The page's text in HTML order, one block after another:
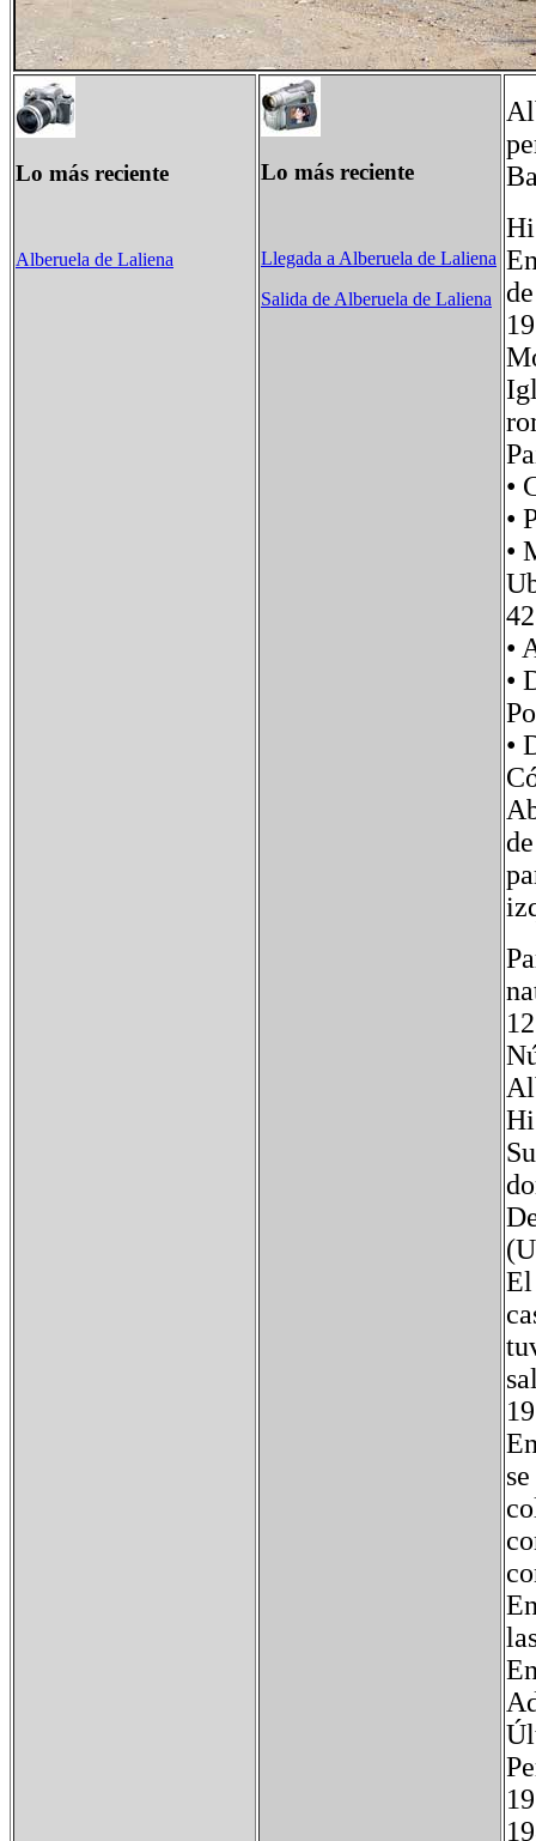
Lo más reciente
Alberuela de Laliena
Lo más reciente
Llegada a Alberuela de Laliena
Salida de Alberuela de Laliena
•
•
•
•
•
•
El